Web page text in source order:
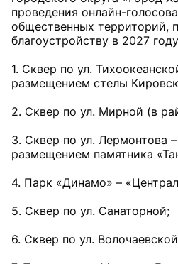
проведения онлайн-
общественных территорий,
благоустройству в 2027
1. Сквер по ул.
размещением стелы
2. Сквер по ул. Мирной (в
3. Сквер по ул. Лермонтова
размещением памятника
4. Парк «Динамо» –
5. Сквер по ул. Санаторной;
6. Сквер по ул.